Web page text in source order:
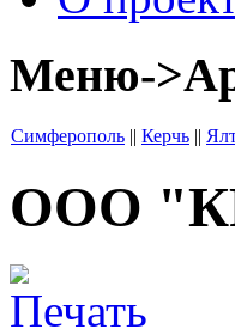
Меню-
Симферополь || Керчь ||
ООО